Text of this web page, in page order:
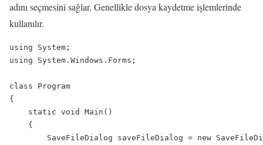
adını seçmesini sağlar. Genellikle dosya kaydetme işlemlerinde
kullanılır.
using System;
using System.Windows.Forms;
class Program
{
    static void Main()
    {
SaveFileDialog saveFileDialog = new